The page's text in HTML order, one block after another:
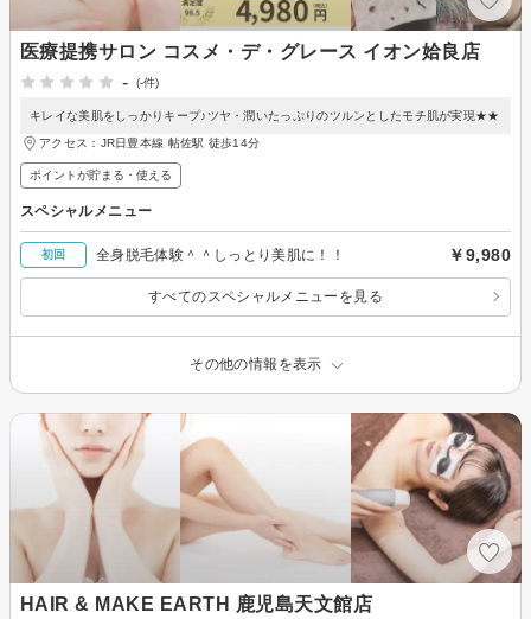
医療提携サロン コスメ・デ・グレース イオン姶良店
-
(-件)
キレイな美肌をしっかりキープ♪ツヤ・潤いたっぷりのツルンとしたモチ肌が実現★★
アクセス：JR日豊本線 帖佐駅 徒歩14分
ポイントが貯まる・使える
スペシャルメニュー
初回 全身脱毛体験＾＾しっとり美肌に！！ ￥9,980
すべてのスペシャルメニューを見る
その他の情報を表示
HAIR & MAKE EARTH 鹿児島天文館店